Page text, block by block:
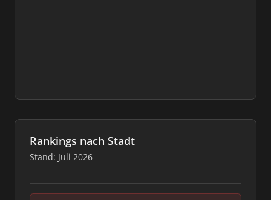
Rankings nach Stadt
Stand: Juli 2026